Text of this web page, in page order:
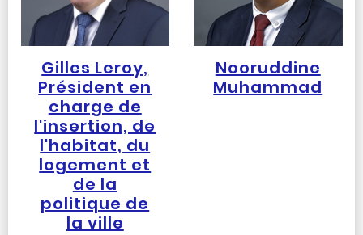
Gilles Leroy,
Président en
charge de
l'insertion, de
l'habitat, du
logement et
de la
politique de
la ville
Nooruddine
Muhammad